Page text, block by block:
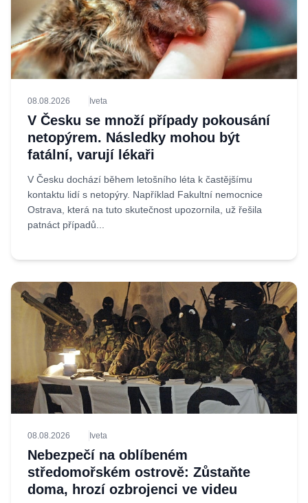
08.08.2026 Iveta
V Česku se množí případy pokousání
netopýrem. Následky mohou být
fatální, varují lékaři
V Česku dochází během letošního léta k častějšímu
kontaktu lidí s netopýry. Například Fakultní nemocnice
Ostrava, která na tuto skutečnost upozornila, už řešila
patnáct případů...
08.08.2026 Iveta
Nebezpečí na oblíbeném
středomořském ostrově: Zůstaňte
doma, hrozí ozbrojenci ve videu